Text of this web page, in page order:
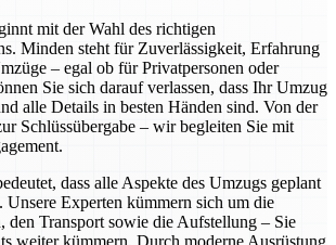
mit der Wahl des richtigen
Minden steht für Zuverlässigkeit, Erfahrung
– egal ob für Privatpersonen oder
Sie sich darauf verlassen, dass Ihr Umzug
alle Details in besten Händen sind. Von der
Schlüssübergabe – wir begleiten Sie mit
dass alle Aspekte des Umzugs geplant
Unsere Experten kümmern sich um die
den Transport sowie die Aufstellung – Sie